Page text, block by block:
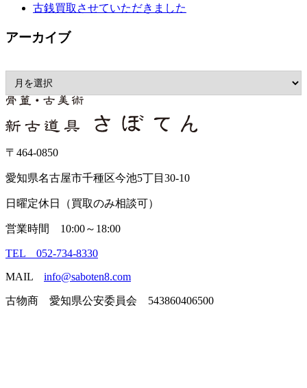
古銭買取させていただきました
アーカイブ
〒464-0850
愛知県名古屋市千種区今池5丁目30-10
日曜定休日（買取のみ相談可）
営業時間 10:00～18:00
TEL 052-734-8330
MAIL info@saboten8.com
古物商 愛知県公安委員会 543860406500